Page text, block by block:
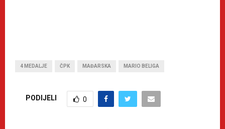
4 MEDALJE ČPK MAĐARSKA MARIO BELIGA
PODIJELI 0